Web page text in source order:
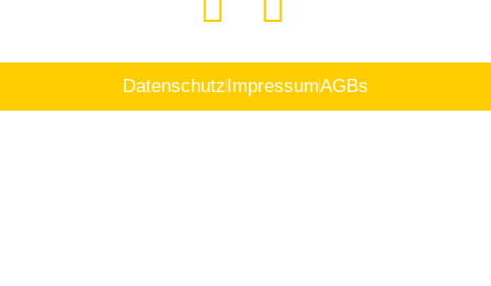
DatenschutzImpressumAGBs